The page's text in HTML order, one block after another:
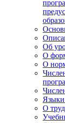
Об
О
О
Языки
О